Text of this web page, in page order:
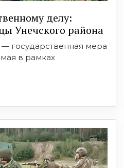
делу:
Унечского района
государственная мера
в рамках